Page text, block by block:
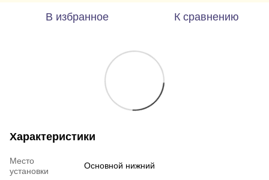
В избранное К сравнению
Характеристики
Место
установки
Основной нижний